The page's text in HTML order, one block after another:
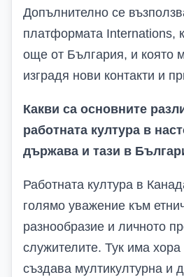
Допълнително се
платформата Internations,
още от България, и която
изградя нови контакти и
Какви са основните
работната култура в
държава и тази в
Работната култура в
голямо уважение към
разнообразие и личното
служителите. Тук има хора
създава мултикултурна и